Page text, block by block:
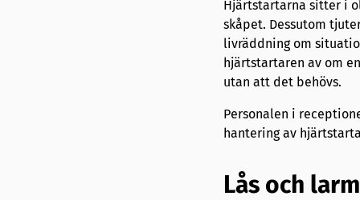
Hjärtstartarna sitter i
skåpet. Dessutom
livräddning om
hjärtstartaren av om
utan att det behövs.
Personalen i
hantering av
Lås och larm